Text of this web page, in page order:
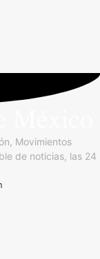
Movimientos
de noticias, las 24